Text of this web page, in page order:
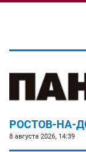
РОСТОВ-НА-
8 августа 2026, 14:39